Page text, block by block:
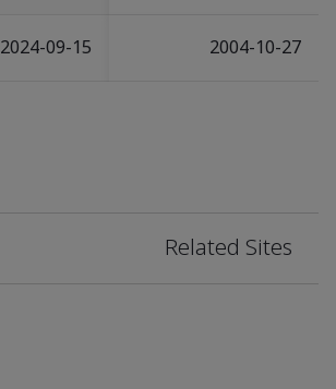
2004-10-27
2024-09-15
Related Sites